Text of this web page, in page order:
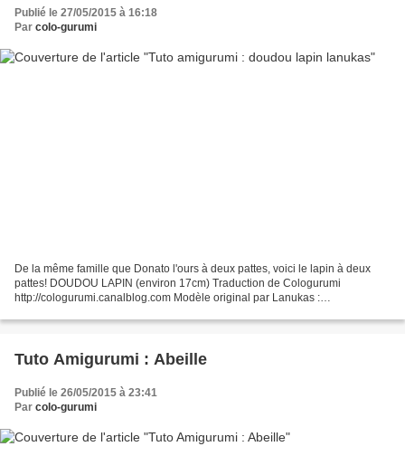
Publié le 27/05/2015 à 16:18
Par colo-gurumi
De la même famille que Donato l'ours à deux pattes, voici le lapin à deux
pattes! DOUDOU LAPIN (environ 17cm) Traduction de Cologurumi
http://cologurumi.canalblog.com Modèle original par Lanukas :
Tuto Amigurumi : Abeille
Publié le 26/05/2015 à 23:41
Par colo-gurumi